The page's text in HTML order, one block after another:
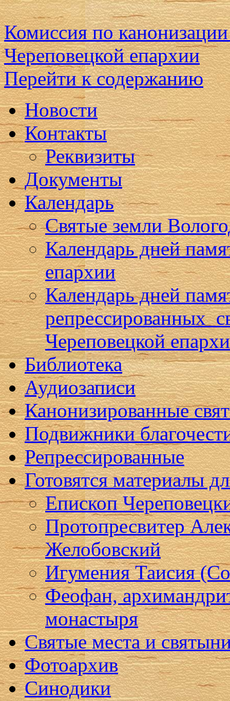
Комиссия по
Череповецкой епархии
Перейти к содержанию
Новости
Контакты
Реквизиты
Документы
Календарь
Святые земли
Календарь дней
епархии
Календарь дней
репрессированных
Череповецкой
Библиотека
Аудиозаписи
Канонизированные
Подвижники
Репрессированные
Готовятся материалы
Епископ
Протопресвитер
Желобовский
Игумения Таисия
Феофан,
монастыря
Святые места и
Фотоархив
Синодики